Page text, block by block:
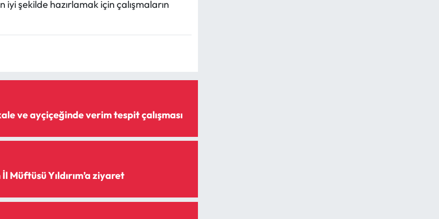
şekilde hazırlamak için çalışmaların
ve ayçiçeğinde verim tespit çalışması
Müftüsü Yıldırım’a ziyaret